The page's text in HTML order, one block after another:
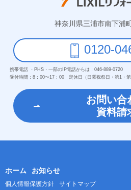
神奈川県三浦市南下浦
0120-
お問い合
資料請
携帯電話 ・PHS・一部のIP電話からは： 046-889-0720
受付時間： 8：00〜17：00 定休日（日曜祝祭日・第1・第
ホーム お知らせ
個人情報保護方針 サイトマップ